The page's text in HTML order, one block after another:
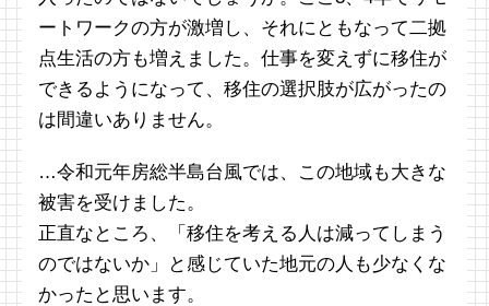
ートワークの方が激増し、それにともなって二拠
点生活の方も増えました。仕事を変えずに移住が
できるようになって、移住の選択肢が広がったの
は間違いありません。
…令和元年房総半島台風では、この地域も大きな
被害を受けました。
正直なところ、「移住を考える人は減ってしまう
のではないか」と感じていた地元の人も少なくな
かったと思います。